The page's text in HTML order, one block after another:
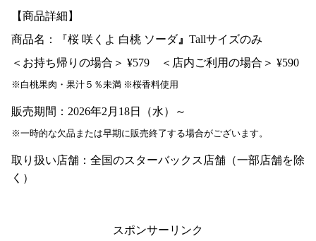
【商品詳細】
商品名：『桜 咲くよ 白桃 ソーダ』 Tallサイズのみ
＜お持ち帰りの場合＞ ¥579 ＜店内ご利用の場合＞ ¥590
※白桃果肉・果汁５％未満 ※桜香料使用
販売期間：2026年2月18日（水）～
※一時的な欠品または早期に販売終了する場合がございます。
取り扱い店舗：全国のスターバックス店舗（一部店舗を除
く）
スポンサーリンク